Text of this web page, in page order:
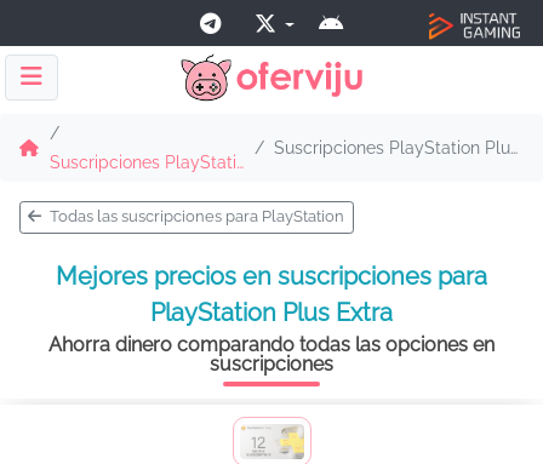
Suscripciones PlayStation
Suscripciones PlayStation Plus Extra
Todas las suscripciones para PlayStation
Mejores precios en suscripciones para
PlayStation Plus Extra
Ahorra dinero comparando todas las opciones en
suscripciones